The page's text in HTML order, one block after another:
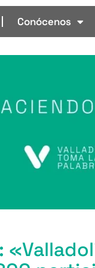
Conócenos